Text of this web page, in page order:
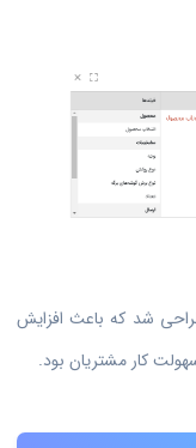
شد که باعث افزایش
کار مشتریان بود.